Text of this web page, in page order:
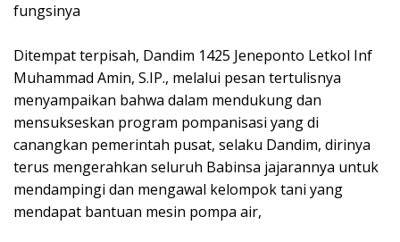
fungsinya
Ditempat terpisah, Dandim 1425 Jeneponto Letkol Inf
Muhammad Amin, S.IP., melalui pesan tertulisnya
menyampaikan bahwa dalam mendukung dan
mensukseskan program pompanisasi yang di
canangkan pemerintah pusat, selaku Dandim, dirinya
terus mengerahkan seluruh Babinsa jajarannya untuk
mendampingi dan mengawal kelompok tani yang
mendapat bantuan mesin pompa air,